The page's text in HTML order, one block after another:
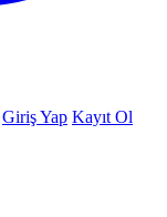
Giriş Yap Kayıt Ol